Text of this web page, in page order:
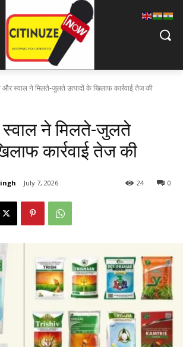
और स्वाल ने मिलते-जुलते उत्पादों के खिलाफ कार्रवाई तेज की
ने मिलते-जुलते
कार्रवाई तेज की
July 7, 2026 0
24